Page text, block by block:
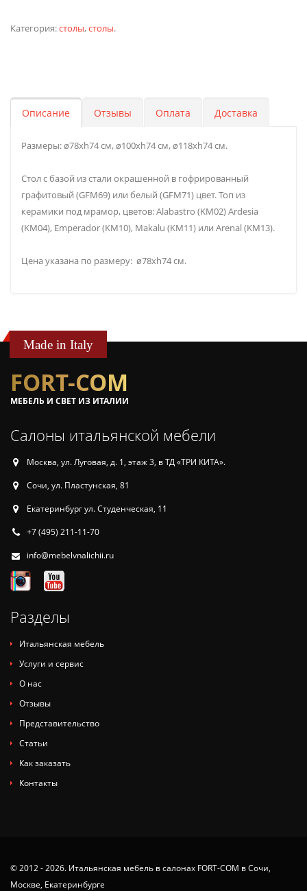
Категория:столы,столы.
Описание Отзывы Оплата Доставка
Размеры: ø78xh74 см, ø100xh74 см, ø118xh74 см.
Стол с базой из стали окрашенной в гофрированный
графитовый (GFM69) или белый (GFM71) цвет. Топ из
керамики под мрамор, цветов: Alabastro (KM02) Ardesia
(KM04), Emperador (KM10), Makalu (KM11) или Arenal (KM13).
Цена указана по размеру: ø78xh74 см.
Made in Italy
FORT-COM
МЕБЕЛЬ И СВЕТ ИЗ ИТАЛИИ
Салоны итальянской мебели
Москва, ул. Луговая, д. 1, этаж 3, в ТД «ТРИ КИТА».
Сочи, ул. Пластунская, 81
Екатеринбург ул. Студенческая, 11
+7 (495) 211-11-70
info@mebelvnalichii.ru
Разделы
Итальянская мебель
Услуги и сервис
О нас
Отзывы
Представительство
Статьи
Как заказать
Контакты
© 2012 - 2026. Итальянская мебель в салонах FORT-COM в Сочи,
Москве, Екатеринбурге